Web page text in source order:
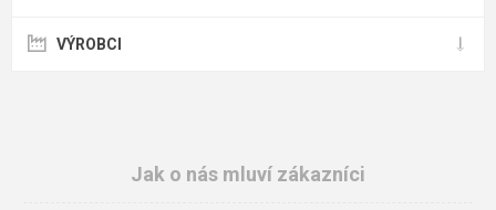
VÝROBCI
Jak o nás mluví zákazníci